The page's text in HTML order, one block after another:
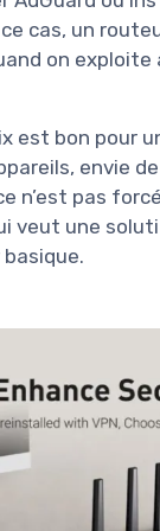
cas, un
on exploite
est bon pour
envie
n’est pas
veut une